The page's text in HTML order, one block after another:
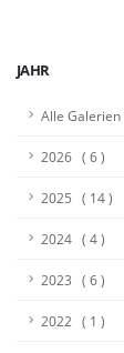
JAHR
Alle Galerien
2026 ( 6 )
2025 ( 14 )
2024 ( 4 )
2023 ( 6 )
2022 ( 1 )